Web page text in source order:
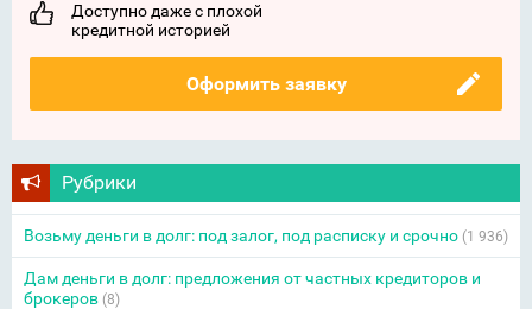
Доступно даже с плохой
кредитной историей
Оформить заявку
Рубрики
Возьму деньги в долг: под залог, под расписку и срочно (1 936)
Дам деньги в долг: предложения от частных кредиторов и
брокеров (8)